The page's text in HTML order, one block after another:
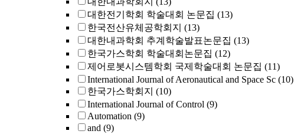
대한전기학회 학술대회 논문집 (13)
한국전산유체공학회지 (13)
대한내과학회 추계학술발표논문집 (13)
한국가스학회 학술대회논문집 (12)
제어로봇시스템학회 국제학술대회 논문집 (11)
International Journal of Aeronautical and Space Sc (10)
한국가스학회지 (10)
International Journal of Control (9)
Automation (9)
and (9)